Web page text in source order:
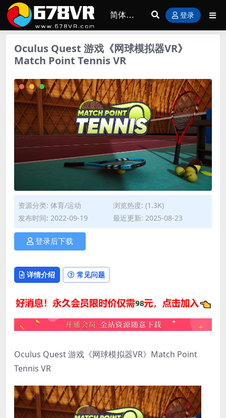
登录
Oculus Quest 游戏《网球模拟器VR》
Match Point Tennis VR
资源分类: 体育/运动
浏览热度: (1.3K)
发布时间: 2022-09-19
最近更新: 2025-08-23
登录后下载
详情介绍 常见问题
Oculus Quest 游戏《网球模拟器VR》Match Point
Tennis VR